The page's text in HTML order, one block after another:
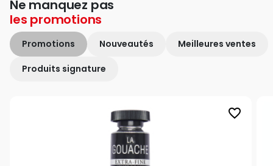
Ne manquez pas
les promotions
Promotions Nouveautés Meilleures ventes
Produits signature
favorite_border